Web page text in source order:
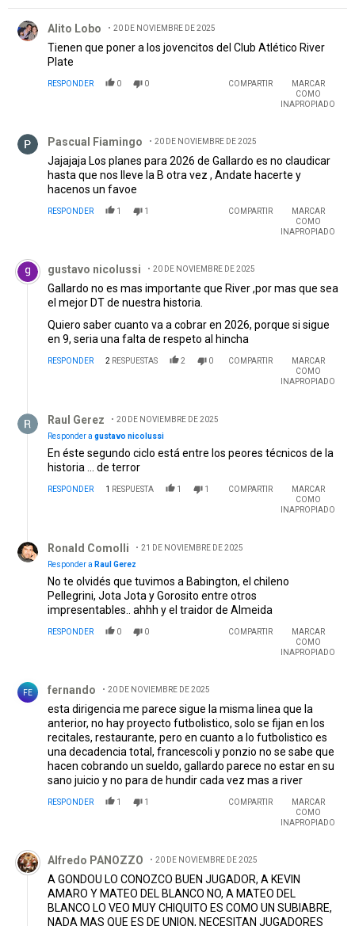
Alito Lobo 20 DE NOVIEMBRE DE 2025
Tienen que poner a los jovencitos del Club Atlético River
Plate
RESPONDER 0 0 COMPARTIR
MARCAR
COMO
INAPROPIADO
Pascual Fiamingo 20 DE NOVIEMBRE DE 2025
Jajajaja Los planes para 2026 de Gallardo es no claudicar
hasta que nos lleve la B otra vez , Andate hacerte y
hacenos un favoe
RESPONDER 1 1 COMPARTIR
MARCAR
COMO
INAPROPIADO
Comentario de gustavo nicolussi.
gustavo nicolussi 20 DE NOVIEMBRE DE 2025
Gallardo no es mas importante que River ,por mas que sea
el mejor DT de nuestra historia.
Quiero saber cuanto va a cobrar en 2026, porque si sigue
en 9, seria una falta de respeto al hincha
RESPONDER 2 RESPUESTAS 2 0 COMPARTIR
MARCAR
COMO
INAPROPIADO
Raul Gerez
20 DE NOVIEMBRE DE 2025
Responder a gustavo nicolussi
En éste segundo ciclo está entre los peores técnicos de la
historia ... de terror
RESPONDER 1 RESPUESTA 1 1 COMPARTIR
MARCAR
COMO
INAPROPIADO
Ronald Comolli
21 DE NOVIEMBRE DE 2025
Responder a Raul Gerez
No te olvidés que tuvimos a Babington, el chileno
Pellegrini, Jota Jota y Gorosito entre otros
impresentables.. ahhh y el traidor de Almeida
RESPONDER 0 0 COMPARTIR
MARCAR
COMO
INAPROPIADO
FE fernando 20 DE NOVIEMBRE DE 2025
esta dirigencia me parece sigue la misma linea que la
anterior, no hay proyecto futbolistico, solo se fijan en los
recitales, restaurante, pero en cuanto a lo futbolistico es
una decadencia total, francescoli y ponzio no se sabe que
hacen cobrando un sueldo, gallardo parece no estar en su
sano juicio y no para de hundir cada vez mas a river
RESPONDER 1 1 COMPARTIR
MARCAR
COMO
INAPROPIADO
Comentario de Alfredo PANOZZO.
Alfredo PANOZZO 20 DE NOVIEMBRE DE 2025
A GONDOU LO CONOZCO BUEN JUGADOR, A KEVIN
AMARO Y MATEO DEL BLANCO NO, A MATEO DEL
BLANCO LO VEO MUY CHIQUITO ES COMO UN SUBIABRE,
NADA MAS QUE ES DE UNION, NECESITAN JUGADORES